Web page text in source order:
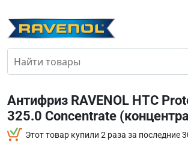
Антифриз RAVENOL HTC
325.0 Concentrate
Этот товар купили 2 раза за последние